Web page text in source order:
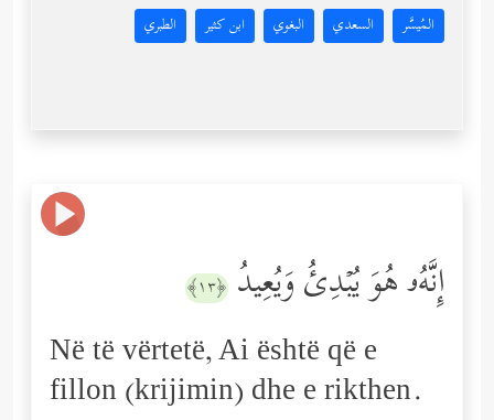
المُيسَّر السعدي البغوي ابن كثير الطبري
إِنَّهُۥ هُوَ یُبۡدِئُ وَیُعِیدُ ﴿١٣﴾
Në të vërtetë, Ai është që e
fillon (krijimin) dhe e rikthen.